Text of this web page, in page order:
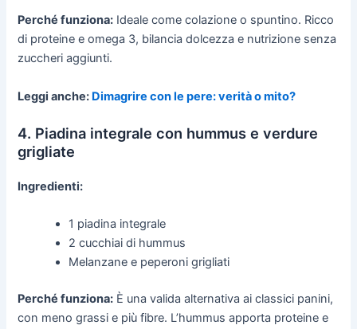
Perché funziona: Ideale come colazione o spuntino. Ricco
di proteine e omega 3, bilancia dolcezza e nutrizione senza
zuccheri aggiunti.
Leggi anche: Dimagrire con le pere: verità o mito?
4. Piadina integrale con hummus e verdure
grigliate
Ingredienti:
1 piadina integrale
2 cucchiai di hummus
Melanzane e peperoni grigliati
Perché funziona: È una valida alternativa ai classici panini,
con meno grassi e più fibre. L’hummus apporta proteine e